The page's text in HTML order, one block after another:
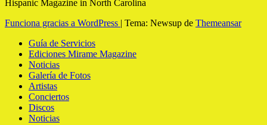
Hispanic Magazine in North Carolina
Funciona gracias a WordPress | Tema: Newsup de Themeansar
Guía de Servicios
Ediciones Mirame Magazine
Noticias
Galería de Fotos
Artistas
Conciertos
Discos
Noticias